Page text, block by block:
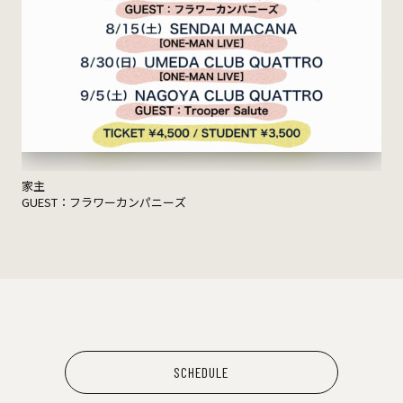
家主
GUEST：フラワーカンパニーズ
SCHEDULE